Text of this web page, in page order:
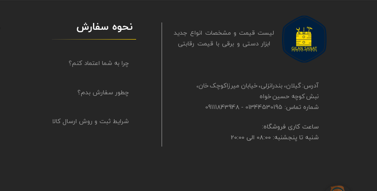
​​ساعت کاری فروشگاه:
شنبه تا پنجشنبه: 08:00 الی 20:00
آدرس: گیلان، بندرانزلی، خیابان میرزاکوچک خان،
نبش کوچه حسین خواه
شماره تماس: 01344530195 - 09111843948
لیست قیمت و مشخصات انواع جدید
ابزار دستی و برقی ​​​​​​​با قیمت رقابتی
نحوه سفارش
چرا به شما اعتماد کنم؟
چطور سفارش بدم؟
شرایط ثبت و روش ارسال کالا